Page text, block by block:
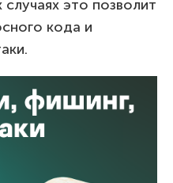
это позволит
кода и